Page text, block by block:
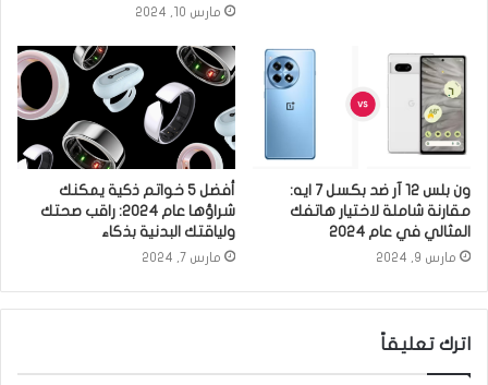
مارس 10, 2024
ون بلس 12 آر ضد بكسل 7 ايه:
مقارنة شاملة لاختيار هاتفك
المثالي في عام 2024
مارس 9, 2024
أفضل 5 خواتم ذكية يمكنك
شراؤها عام 2024: راقب صحتك
ولياقتك البدنية بذكاء
مارس 7, 2024
اترك تعليقاً